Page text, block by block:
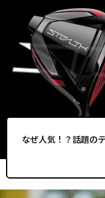
なぜ人気！？話題の